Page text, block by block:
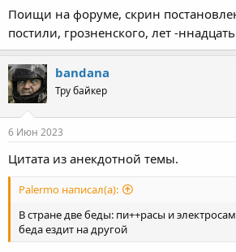
Поищи на форуме, скрин
постили, грозненского, лет -
bandana
Тру байкер
6 Июн 2023
Цитата из анекдотной темы.
Palermo написал(а):
В стране две беды: пи++расы и
беда ездит на другой